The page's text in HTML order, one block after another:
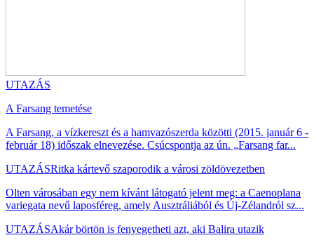
UTAZÁS
A Farsang temetése
A Farsang, a vízkereszt és a hamvazószerda közötti (2015. január 6 -
február 18) időszak elnevezése. Csúcspontja az ún. „Farsang far...
UTAZÁSRitka kártevő szaporodik a városi zöldövezetben
Olten városában egy nem kívánt látogató jelent meg: a Caenoplana
variegata nevű laposféreg, amely Ausztráliából és Új-Zélandról sz...
UTAZÁSAkár börtön is fenyegetheti azt, aki Balira utazik